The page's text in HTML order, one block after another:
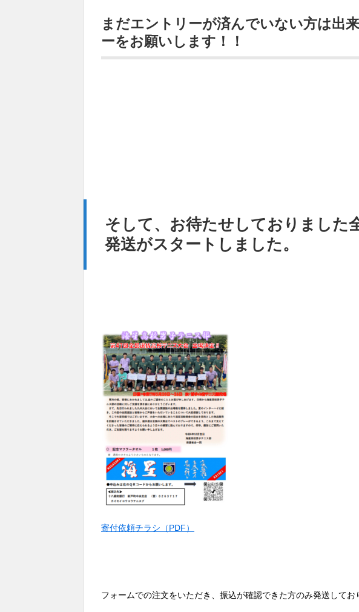
まだエントリーが済んでいない方は出
ーをお願いします！！
そして、お待たせしておりました
発送がスタートしました。
寄付依頼チラシ（PDF）
フォームでの注文をいただき、振込が確認できた方のみ発送してお